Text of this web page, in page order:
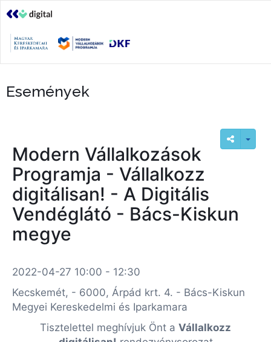
Események
Modern Vállalkozások
Programja - Vállalkozz
digitálisan! - A Digitális
Vendéglátó - Bács-Kiskun
megye
2022-04-27 10:00 - 12:30
Kecskemét, - 6000, Árpád krt. 4. - Bács-Kiskun
Megyei Kereskedelmi és Iparkamara
Tisztelettel meghívjuk Önt a Vállalkozz